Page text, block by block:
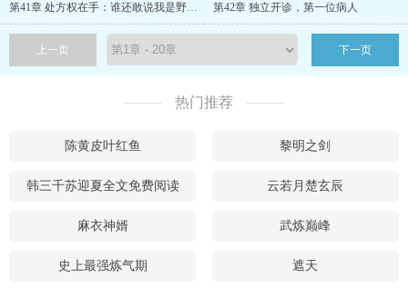
第41章 处方权在手：谁还敢说我是野路子？ 第42章 独立开诊，第一位病人
上一页 下一页
热门推荐
陈黄皮叶红鱼 黎明之剑
韩三千苏迎夏全文免费阅读 云若月楚玄辰
麻衣神婿 武炼巅峰
史上最强炼气期 遮天